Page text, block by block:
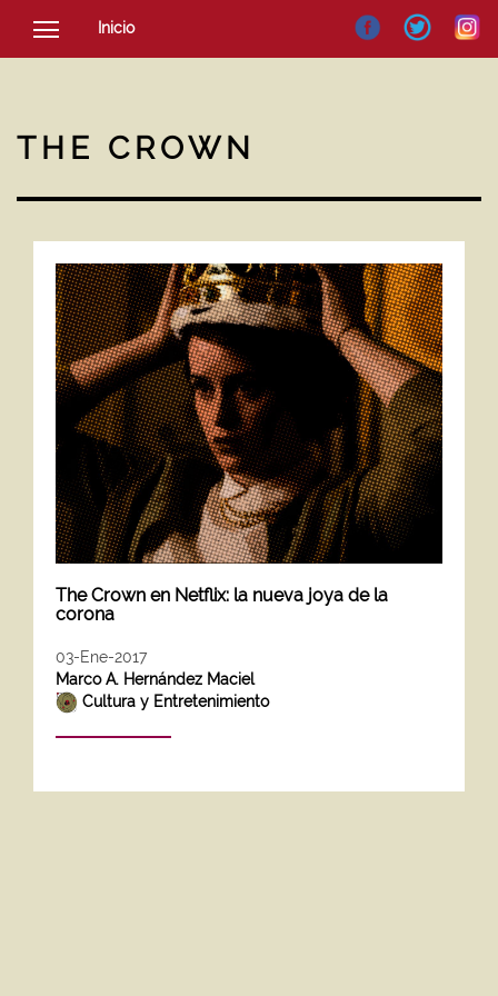
Inicio
SOCIEDAD
NOTICIAS
THE CROWN
The Crown en Netflix: la nueva joya de la
corona
03-Ene-2017
Marco A. Hernández Maciel
Cultura y Entretenimiento